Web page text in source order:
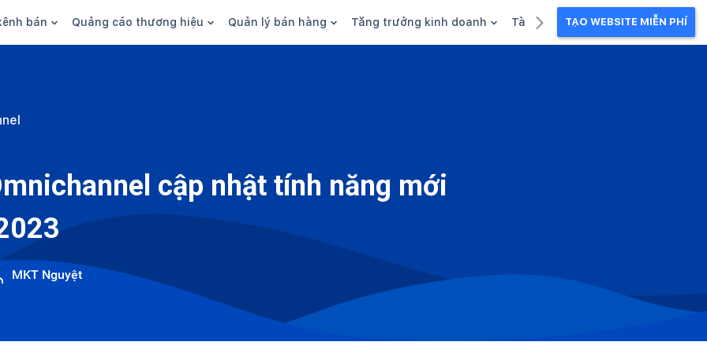
bán
social
sàn
Quảng cáo thương hiệu
Thương hiệu/Brand
Quản lý bán hàng
Tài chính
Nhân viên
Tăng trưởng kinh doanh Tài liệu kinh doanhTẠO WEBSITE MIỄN PHÍ
cập nhật tính năng mới
MKT Nguyệt